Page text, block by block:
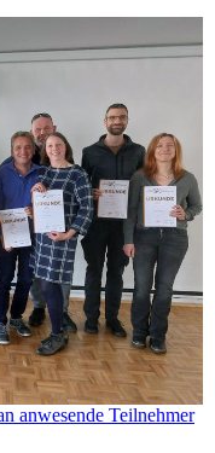
anwesende Teilnehmer